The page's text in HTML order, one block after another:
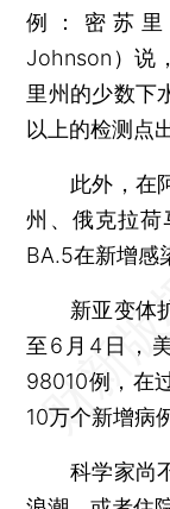
例：密苏
Johnson）说
里州的少数下
以上的检测点
此外，在阿
州、俄克拉荷
BA.5在新增感
新亚变体扩
至6月4日，
98010例，在
10万个新增病
科学家尚不